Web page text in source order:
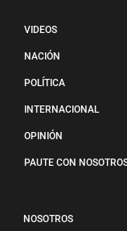
VIDEOS
NACIÓN
POLÍTICA
INTERNACIONAL
OPINIÓN
PAUTE CON
NOSOTROS